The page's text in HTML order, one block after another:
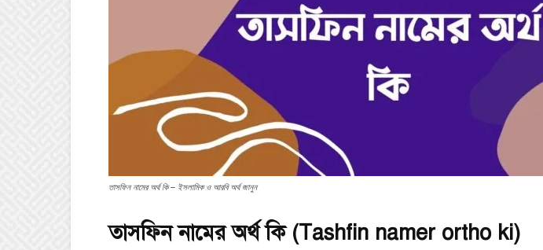
তাসফিন নামের অর্থ কি – ইসলামিক ও আরবি অর্থ জানুন
তাসফিন নামের অর্থ কি (Tashfin namer ortho ki)